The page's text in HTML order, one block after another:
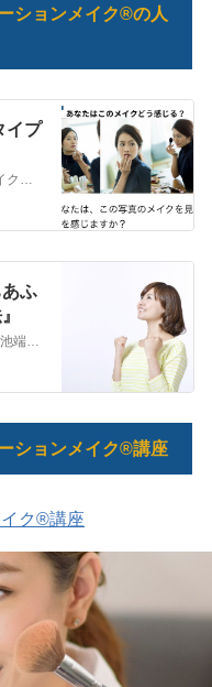
ションメイク®の人
イプ
心理学と脳科学に裏付けされた独自のメイクアップ法でビジネスの集客や成約率、そして売上を上げるためお仕事をされている女性をサポートしているビジネスメイクアップ専…
ふ
こんにちは、平成のカリスマ化粧師こと池端秀之です。自分でカリスマと名乗り、背中でアピール！ 謙虚であるべき等と言う”べき”を言いたがる日本人が最も嫌うあえ…
ションメイク®講座
ク®講座